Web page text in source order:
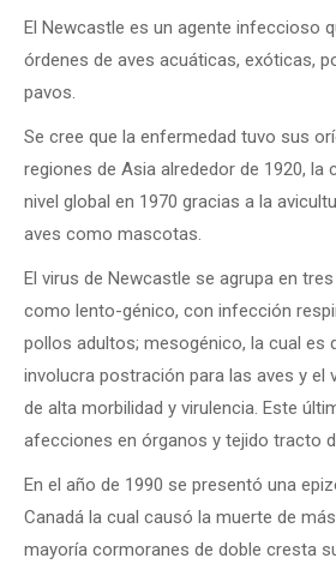
El Newcastle es un agente infeccioso
órdenes de aves acuáticas, exóticas,
pavos.
Se cree que la enfermedad tuvo sus
regiones de Asia alrededor de 1920, la
nivel global en 1970 gracias a la
aves como mascotas.
El virus de Newcastle se agrupa en
como lento-génico, con infección
pollos adultos; mesogénico, la cual es
involucra postración para las aves y el
de alta morbilidad y virulencia. Este
afecciones en órganos y tejido tracto
En el año de 1990 se presentó una
Canadá la cual causó la muerte de
mayoría cormoranes de doble cresta